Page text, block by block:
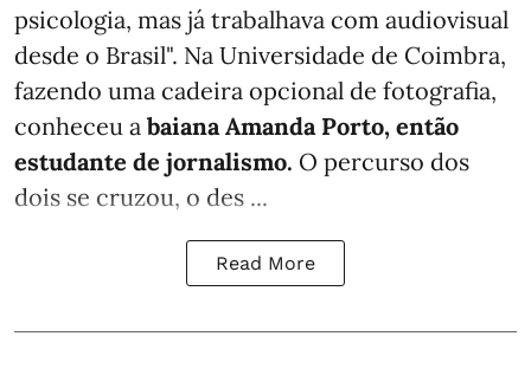
psicologia, mas já trabalhava com audiovisual
desde o Brasil". Na Universidade de Coimbra,
fazendo uma cadeira opcional de fotografia,
conheceu a baiana Amanda Porto, então
estudante de jornalismo. O percurso dos
dois se cruzou, o des ...
Read More